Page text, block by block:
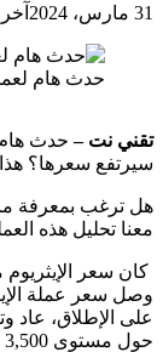
31 مارس، 2024 آخر
حدث هام
تقني نت – حدث هام
سيرتفع سعرها؟
هل ترغب بمعرفة ما
معنا تحليل هذه
كان سعر
على الإطلاق، عاد
حول مستوى 3,500 دولار.